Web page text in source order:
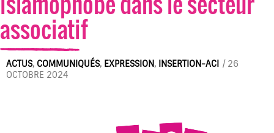
associatif
ACTUS, COMMUNIQUÉS, EXPRESSION, INSERTION-ACI / 26
OCTOBRE 2024